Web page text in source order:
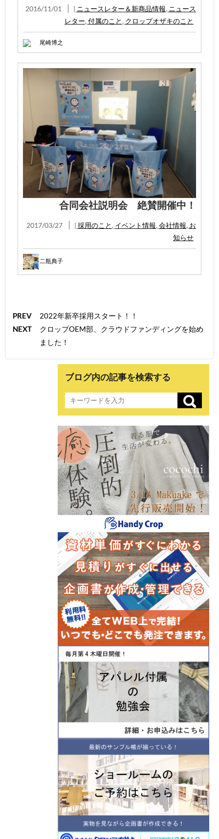
2016/11/01 | ニュースレター＆新商品情報, ニュース
レター, 付属のこと , クロップオザキのこと
尾崎博之
合同会社説明会 絶賛開催中！
2017/03/27 | 採用のこと , イベント情報, 会社情報, お
知らせ
二瓶典子
PREV
2022年新卒採用スタート！！
NEXT
クロップOEM部、クラウドファンディングを始め
ました！
ブログ内の記事を検索する